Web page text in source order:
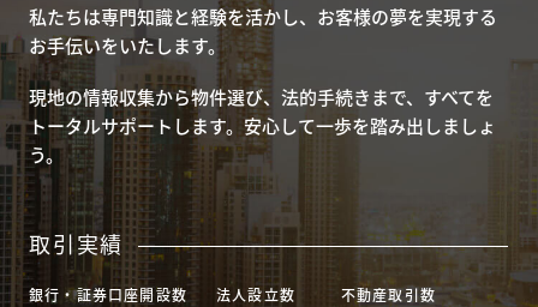
私たちは専門知識と経験を活かし、お客様の夢を実現する
お手伝いをいたします。
現地の情報収集から物件選び、法的手続きまで、すべてを
トータルサポートします。安心して一歩を踏み出しましょ
う。
取引実績
銀行・証券口座開設数 法人設立数 不動産取引数